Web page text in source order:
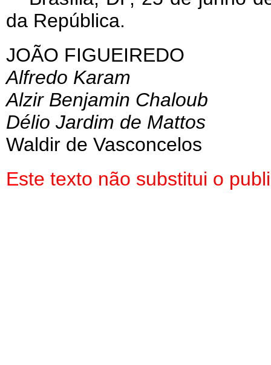
da República.
JOÃO FIGUEIREDO
Alfredo Karam
Alzir Benjamin Chaloub
Délio Jardim de Mattos
Waldir de Vasconcelos
Este texto não substitui o